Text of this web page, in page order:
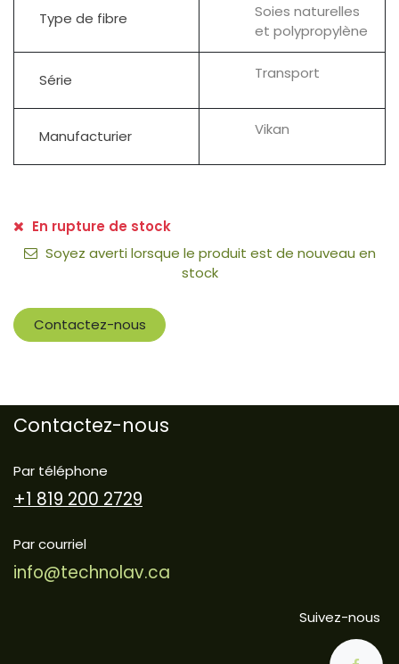
Type de fibre
Soies naturelles
et polypropylène
Série Transport
Manufacturier Vikan
En rupture de stock
Soyez averti lorsque le produit est de nouveau en
stock
Contactez-nous
Contactez-nous
Par téléphone
+1 819 200 2729
Par courriel
info@technolav.ca
Suivez-nous